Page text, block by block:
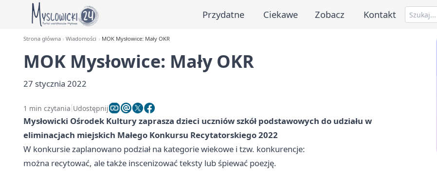
Przydatne Ciekawe Zobacz Kontakt
Strona główna Wiadomości MOK Mysłowice: Mały OKR
MOK Mysłowice: Mały OKR
27 stycznia 2022
1 min czytania Udostępnij
Mysłowicki Ośrodek Kultury zaprasza dzieci uczniów szkół podstawowych do udziału w
eliminacjach miejskich Małego Konkursu Recytatorskiego 2022
W konkursie zaplanowano podział na kategorie wiekowe i tzw. konkurencje:
można recytować, ale także inscenizować teksty lub śpiewać poezję.